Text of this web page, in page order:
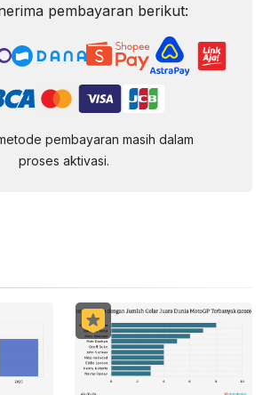
pembayaran berikut:
pembayaran masih dalam
proses aktivasi.